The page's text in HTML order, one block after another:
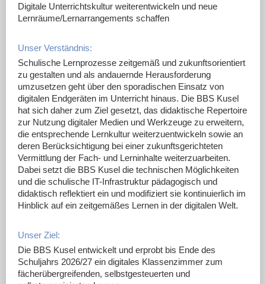
Digitale Unterrichtskultur weiterentwickeln und neue
Lernräume/Lernarrangements schaffen
Unser Verständnis:
Schulische Lernprozesse zeitgemäß und zukunftsorientiert
zu gestalten und als andauernde Herausforderung
umzusetzen geht über den sporadischen Einsatz von
digitalen Endgeräten im Unterricht hinaus. Die BBS Kusel
hat sich daher zum Ziel gesetzt, das didaktische Repertoire
zur Nutzung digitaler Medien und Werkzeuge zu erweitern,
die entsprechende Lernkultur weiterzuentwickeln sowie an
deren Berücksichtigung bei einer zukunftsgerichteten
Vermittlung der Fach- und Lerninhalte weiterzuarbeiten.
Dabei setzt die BBS Kusel die technischen Möglichkeiten
und die schulische IT-Infrastruktur pädagogisch und
didaktisch reflektiert ein und modifiziert sie kontinuierlich im
Hinblick auf ein zeitgemäßes Lernen in der digitalen Welt.
Unser Ziel:
Die BBS Kusel entwickelt und erprobt bis Ende des
Schuljahrs 2026/27 ein digitales Klassenzimmer zum
fächerübergreifenden, selbstgesteuerten und